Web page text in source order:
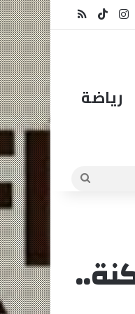
انستقرام
‫TikTokملخص الموقع RSS
رياضة
بحث